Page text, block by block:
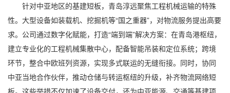
针对中亚地区的基建短板，青岛淳远聚焦工程机械运输的特殊
性。大型设备如装载机、挖掘机等“国之重器”，对物流服务提出高要
求。公司通过数字化赋能，打造“端到端”解决方案：在青岛港枢纽，
建立专业化的工程机械集散中心，配备智能吊装和定位系统；跨境
环节，整合中欧班列资源，实现多式联运的无缝衔接。同时，协同
中亚当地合作伙伴，推动仓储与转运枢纽的升级，补齐物流网络短
板。这些举措不仅加速了设备交付，还为中亚能源、交通等基建项